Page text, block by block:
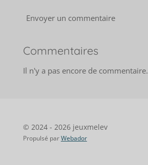
Envoyer un commentaire
Commentaires
Il n'y a pas encore de commentaire.
© 2024 - 2026 jeuxmelev
Propulsé par Webador